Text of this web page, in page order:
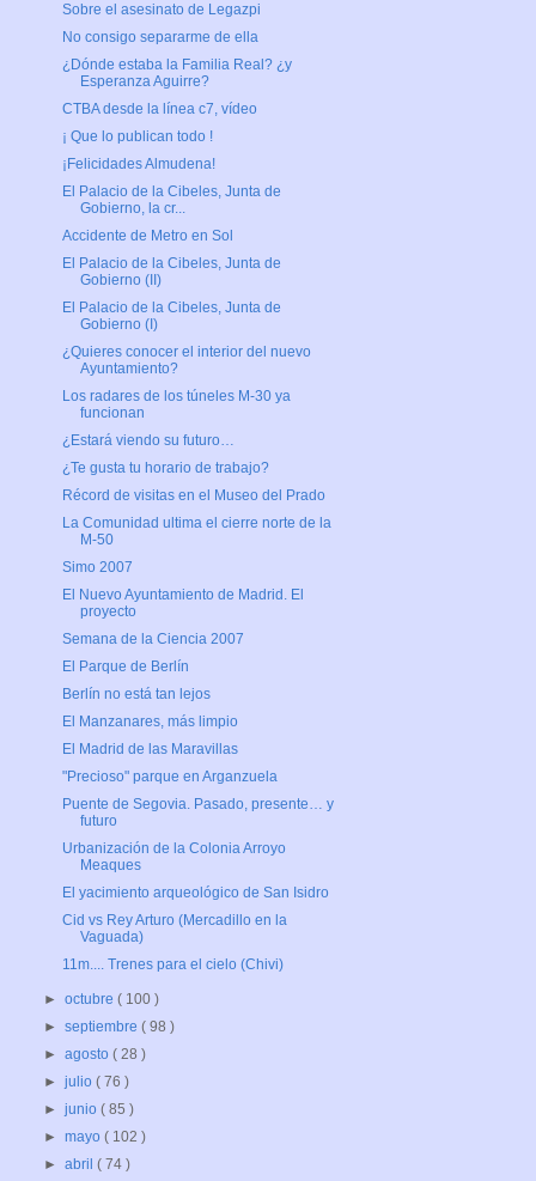
Sobre el asesinato de Legazpi
No consigo separarme de ella
¿Dónde estaba la Familia Real? ¿y
Esperanza Aguirre?
CTBA desde la línea c7, vídeo
¡ Que lo publican todo !
¡Felicidades Almudena!
El Palacio de la Cibeles, Junta de
Gobierno, la cr...
Accidente de Metro en Sol
El Palacio de la Cibeles, Junta de
Gobierno (II)
El Palacio de la Cibeles, Junta de
Gobierno (I)
¿Quieres conocer el interior del nuevo
Ayuntamiento?
Los radares de los túneles M-30 ya
funcionan
¿Estará viendo su futuro…
¿Te gusta tu horario de trabajo?
Récord de visitas en el Museo del Prado
La Comunidad ultima el cierre norte de la
M-50
Simo 2007
El Nuevo Ayuntamiento de Madrid. El
proyecto
Semana de la Ciencia 2007
El Parque de Berlín
Berlín no está tan lejos
El Manzanares, más limpio
El Madrid de las Maravillas
"Precioso" parque en Arganzuela
Puente de Segovia. Pasado, presente… y
futuro
Urbanización de la Colonia Arroyo
Meaques
El yacimiento arqueológico de San Isidro
Cid vs Rey Arturo (Mercadillo en la
Vaguada)
11m.... Trenes para el cielo (Chivi)
►octubre( 100 )
►septiembre( 98 )
►agosto( 28 )
►julio( 76 )
►junio( 85 )
►mayo( 102 )
►abril( 74 )